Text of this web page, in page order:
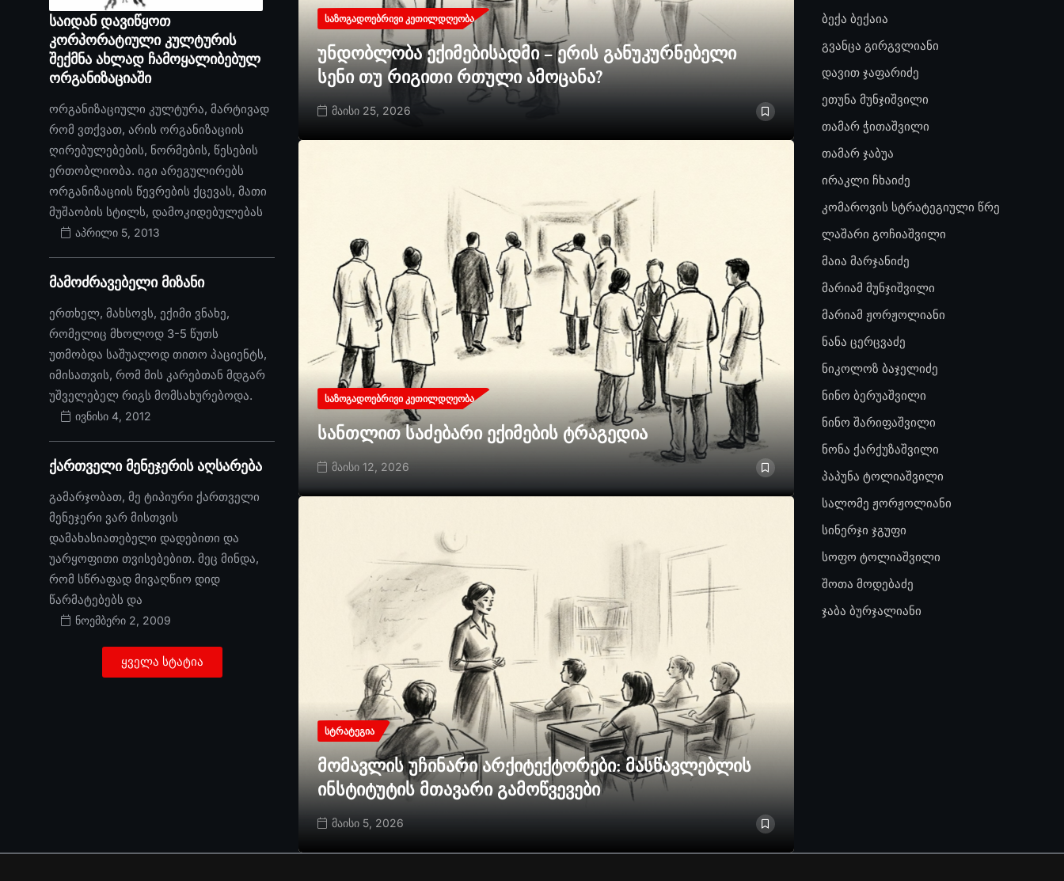
საიდან დავიწყოთ
კორპორატიული კულტურის
შექმნა ახლად ჩამოყალიბებულ
ორგანიზაციაში
ორგანიზაციული კულტურა, მარტივად
რომ ვთქვათ, არის ორგანიზაციის
ღირებულებების, ნორმების, წესების
ერთობლიობა. იგი არეგულირებს
ორგანიზაციის წევრების ქცევას, მათი
მუშაობის სტილს, დამოკიდებულებას
აპრილი 5, 2013
მამოძრავებელი მიზანი
ერთხელ, მახსოვს, ექიმი ვნახე,
რომელიც მხოლოდ 3-5 წუთს
უთმობდა საშუალოდ თითო პაციენტს,
იმისათვის, რომ მის კარებთან მდგარ
უშველებელ რიგს მომსახურებოდა.
ივნისი 4, 2012
ქართველი მენეჯერის აღსარება
გამარჯობათ, მე ტიპიური ქართველი
მენეჯერი ვარ მისთვის
დამახასიათებელი დადებითი და
უარყოფითი თვისებებით. მეც მინდა,
რომ სწრაფად მივაღწიო დიდ
წარმატებებს და
ნოემბერი 2, 2009
ყველა სტატია
ᲡᲐᲖᲝᲒᲐᲓᲝᲔᲑᲠᲘᲕᲘ ᲙᲔᲗᲘᲚᲓᲦᲔᲝᲑᲐ
უნდობლობა ექიმებისადმი – ერის განუკურნებელი
სენი თუ რიგითი რთული ამოცანა?
მაისი 25, 2026
ᲡᲐᲖᲝᲒᲐᲓᲝᲔᲑᲠᲘᲕᲘ ᲙᲔᲗᲘᲚᲓᲦᲔᲝᲑᲐ
სანთლით საძებარი ექიმების ტრაგედია
მაისი 12, 2026
ᲡᲢᲠᲐᲢᲔᲒᲘᲐ
მომავლის უჩინარი არქიტექტორები: მასწავლებლის
ინსტიტუტის მთავარი გამოწვევები
მაისი 5, 2026
ბექა ბექაია
გვანცა გირგვლიანი
დავით ჯაფარიძე
ეთუნა მუნჯიშვილი
თამარ ჭითაშვილი
თამარ ჯაბუა
ირაკლი ჩხაიძე
კომაროვის სტრატეგიული წრე
ლაშარი გოჩიაშვილი
მაია მარჯანიძე
მარიამ მუნჯიშვილი
მარიამ ჟორჟოლიანი
ნანა ცერცვაძე
ნიკოლოზ ბაჯელიძე
ნინო ბერუაშვილი
ნინო შარიფაშვილი
ნონა ქარქუზაშვილი
პაპუნა ტოლიაშვილი
სალომე ჟორჟოლიანი
სინერჯი ჯგუფი
სოფო ტოლიაშვილი
შოთა მოდებაძე
ჯაბა ბურჯალიანი